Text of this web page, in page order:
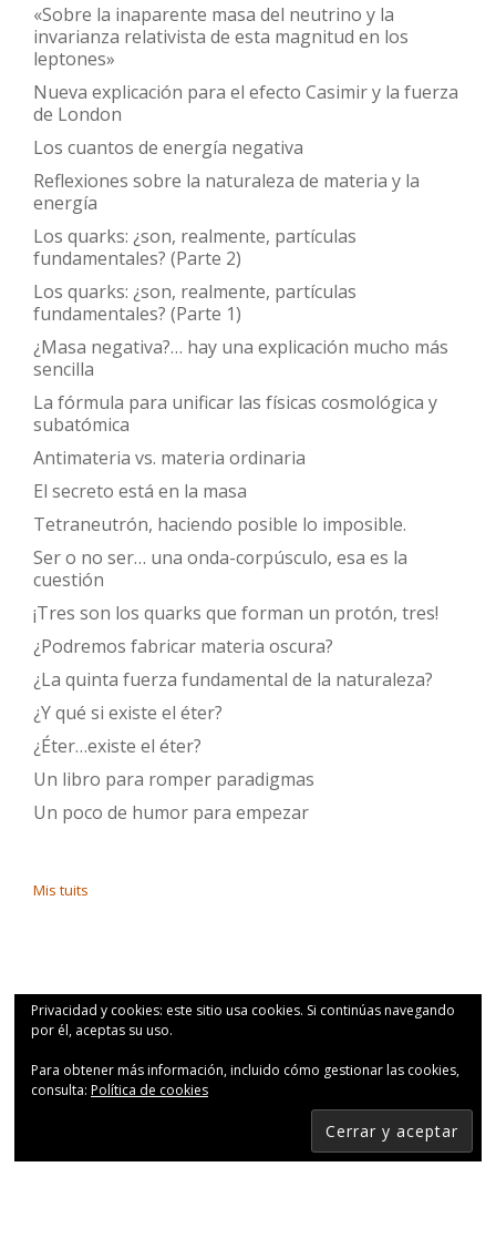
«Sobre la inaparente masa del neutrino y la
invarianza relativista de esta magnitud en los
leptones»
Nueva explicación para el efecto Casimir y la fuerza
de London
Los cuantos de energía negativa
Reflexiones sobre la naturaleza de materia y la
energía
Los quarks: ¿son, realmente, partículas
fundamentales? (Parte 2)
Los quarks: ¿son, realmente, partículas
fundamentales? (Parte 1)
¿Masa negativa?… hay una explicación mucho más
sencilla
La fórmula para unificar las físicas cosmológica y
subatómica
Antimateria vs. materia ordinaria
El secreto está en la masa
Tetraneutrón, haciendo posible lo imposible.
Ser o no ser… una onda-corpúsculo, esa es la
cuestión
¡Tres son los quarks que forman un protón, tres!
¿Podremos fabricar materia oscura?
¿La quinta fuerza fundamental de la naturaleza?
¿Y qué si existe el éter?
¿Éter…existe el éter?
Un libro para romper paradigmas
Un poco de humor para empezar
Mis tuits
Privacidad y cookies: este sitio usa cookies. Si continúas navegando
por él, aceptas su uso.
Para obtener más información, incluido cómo gestionar las cookies,
consulta: Política de cookies